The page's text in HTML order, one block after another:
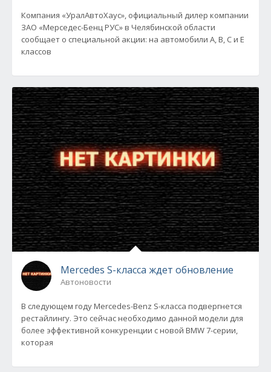
Компания «УралАвтоХаус», официальный дилер компании
ЗАО «Мерседес-Бенц РУС» в Челябинской области
сообщает о специальной акции: на автомобили А, B, C и E
классов
Mercedes S-класса ждет обновление
Автоновости
В следующем году Mercedes-Benz S-класса подвергнется
рестайлингу. Это сейчас необходимо данной модели для
более эффективной конкуренции с новой BMW 7-серии,
которая